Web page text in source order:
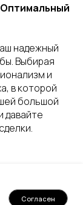
надежный
Выбирая
и
в которой
большой
давайте
Согласен